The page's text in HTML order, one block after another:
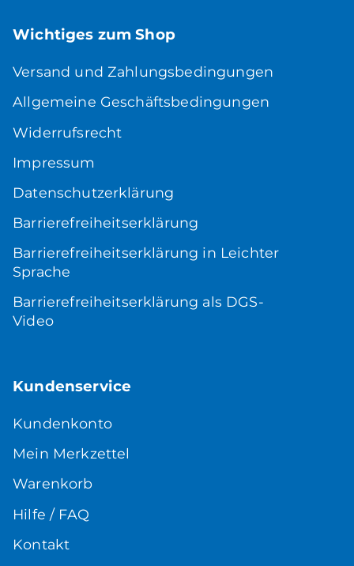
Wichtiges zum Shop
Versand und Zahlungsbedingungen
Allgemeine Geschäftsbedingungen
Widerrufsrecht
Impressum
Datenschutzerklärung
Barrierefreiheitserklärung
Barrierefreiheitserklärung in Leichter
Sprache
Barrierefreiheitserklärung als DGS-
Video
Kundenservice
Kundenkonto
Mein Merkzettel
Warenkorb
Hilfe / FAQ
Kontakt